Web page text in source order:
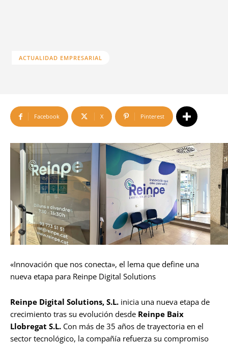
ACTUALIDAD EMPRESARIAL
Facebook X Pinterest
«Innovación que nos conecta», el lema que define una
nueva etapa para Reinpe Digital Solutions
Reinpe Digital Solutions, S.L. inicia una nueva etapa de
crecimiento tras su evolución desde Reinpe Baix
Llobregat S.L. Con más de 35 años de trayectoria en el
sector tecnológico, la compañía refuerza su compromiso